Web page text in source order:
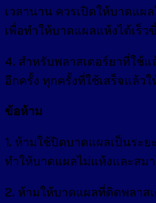
เวลานาน ควรเปิดให้บาดแผ
เพื่อทำให้บาดแผลแห้งได้เร็ว
4. สำหรับพลาสเตอร์ยาที่ใช้
อีกครั้ง ทุกครั้งที่ใช้เสร็จแล้ว
ข้อห้าม
1. ห้ามใช้ปิดบาดแผลเป็นระย
ทำให้บาดแผลไม่แห้งและสม
2. ห้ามให้บาดแผลที่ติดพลาส